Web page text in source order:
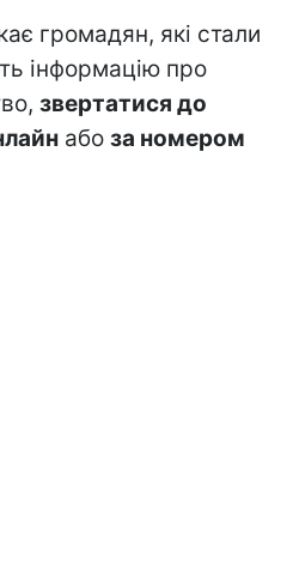
громадян, які стали
інформацію про
звертатися до
або за номером